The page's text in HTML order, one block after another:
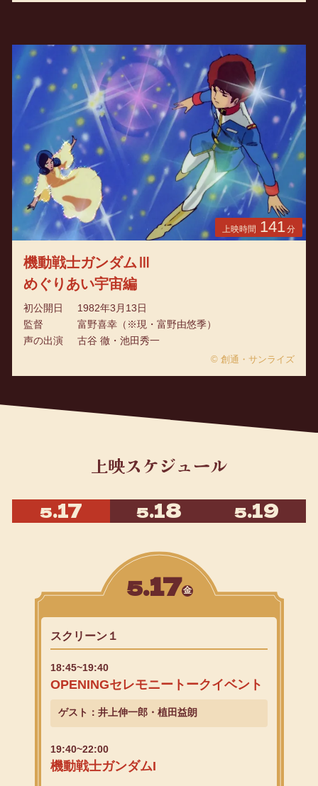
上映時間 141分
機動戦士ガンダムⅢ
めぐりあい宇宙編
初公開日
1982年3月13日
監督
富野喜幸（※現・富野由悠季）
声の出演
古谷 徹・池田秀一
© 創通・サンライズ
上映スケジュール
5.17 5.18 5.19
5.17金
スクリーン１
18:45~19:40
OPENINGセレモニートークイベント
ゲスト：井上伸一郎・植田益朗
19:40~22:00
機動戦士ガンダムI